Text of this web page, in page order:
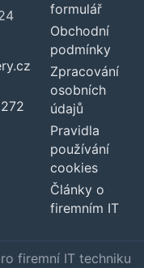
formulář
Obchodní
podmínky
Zpracování
osobních
údajů
Pravidla
používání
cookies
Články o
firemním IT
firemní IT techniku